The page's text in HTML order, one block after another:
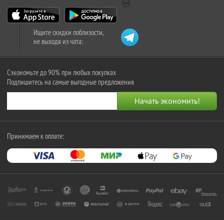
Ищите скидки поблизости,
не выходя из чата:
Сэкономьте до 90% при любых покупках
Подпишитесь на самые выгодные предложения
Принимаем к оплате: